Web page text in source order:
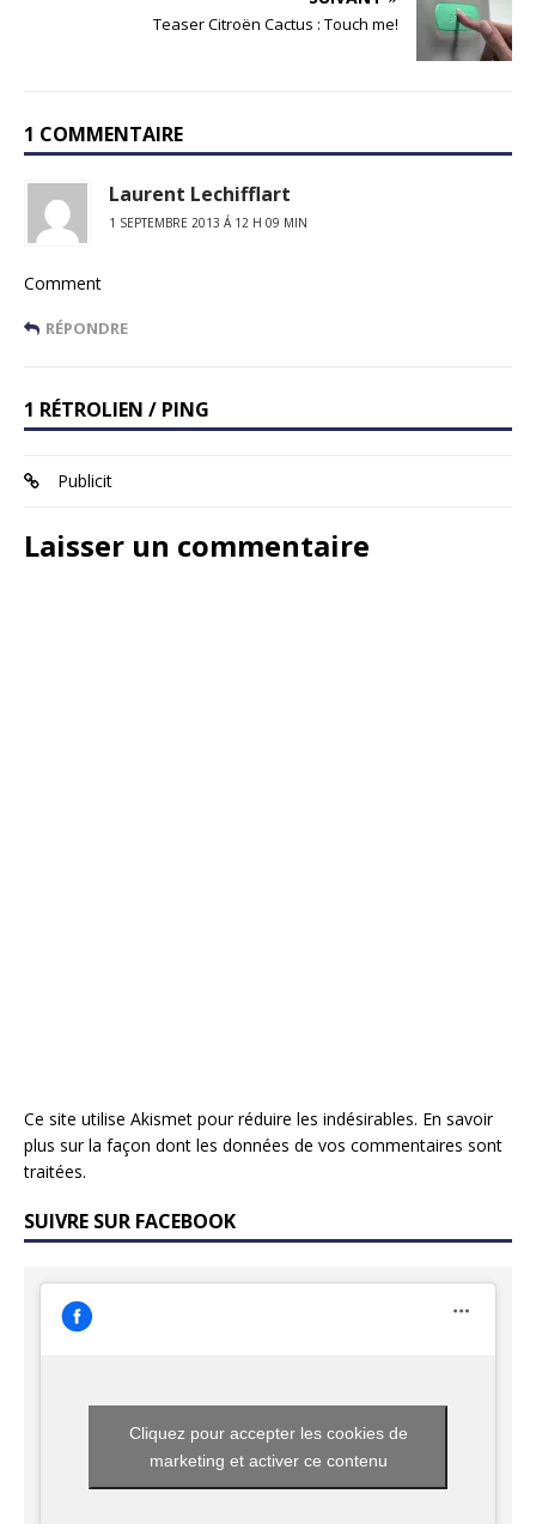
Teaser Citroën Cactus : Touch me!
1 COMMENTAIRE
Laurent Lechifflart
1 SEPTEMBRE 2013 Á 12 H 09 MIN
Comment
RÉPONDRE
1 RÉTROLIEN / PING
Publicit
Laisser un commentaire
Ce site utilise Akismet pour réduire les indésirables. En savoir
plus sur la façon dont les données de vos commentaires sont
traitées.
SUIVRE SUR FACEBOOK
Cliquez pour accepter les cookies de
marketing et activer ce contenu